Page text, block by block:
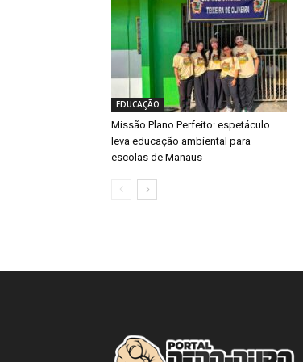
EDUCAÇÃO
Missão Plano Perfeito: espetáculo
leva educação ambiental para
escolas de Manaus